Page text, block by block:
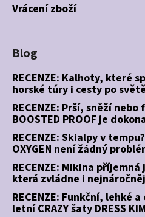
Vrácení zboží
Blog
RECENZE: Kalhoty, které
horské túry i cesty po
RECENZE: Prší, sněží
BOOSTED PROOF je
RECENZE: Skialpy v
OXYGEN není žádný
RECENZE: Mikina
která zvládne i
RECENZE: Funkční, lehké
letní CRAZY šaty DRESS